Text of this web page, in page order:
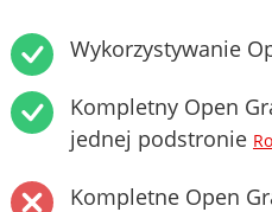
Wykorzystywanie
Kompletny Open
jednej podstronie
Kompletne Open